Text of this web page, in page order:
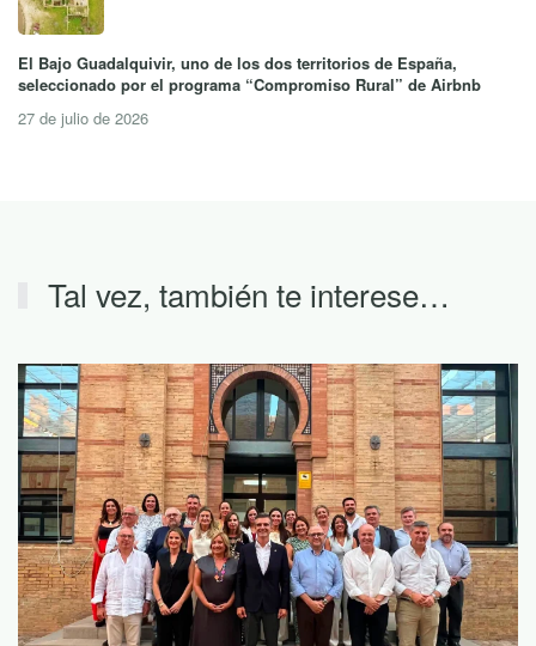
El Bajo Guadalquivir, uno de los dos territorios de España,
seleccionado por el programa “Compromiso Rural” de Airbnb
27 de julio de 2026
Tal vez, también te interese…